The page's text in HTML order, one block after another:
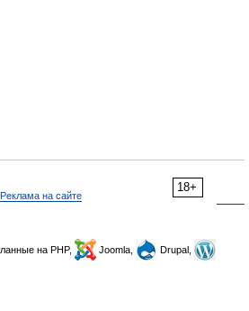
18+
Реклама на сайте
на PHP, Joomla,
Drupal,